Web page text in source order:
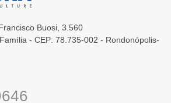
Buosi, 3.560
- CEP: 78.735-002 - Rondonópolis-